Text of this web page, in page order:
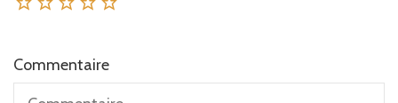
Commentaire